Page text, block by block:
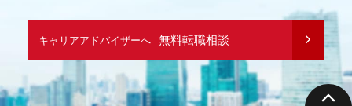
キャリアアドバイザーへ 無料転職相談